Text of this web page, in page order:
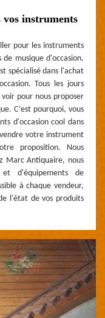
instruments
pour les instruments
musique d'occasion.
spécialisé dans l'achat
Tous les jours
pour nous proposer
C’est pourquoi, vous
d'occasion cool dans
votre instrument
proposition. Nous
Marc Antiquaire, nous
d'équipements de
à chaque vendeur,
l'état de vos produits